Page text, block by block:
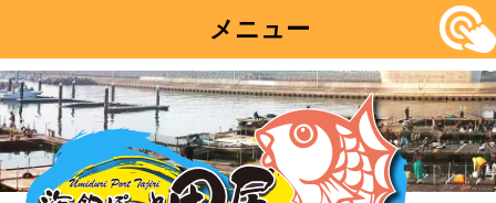
メニュー
コ
ン
テ
ン
ツ